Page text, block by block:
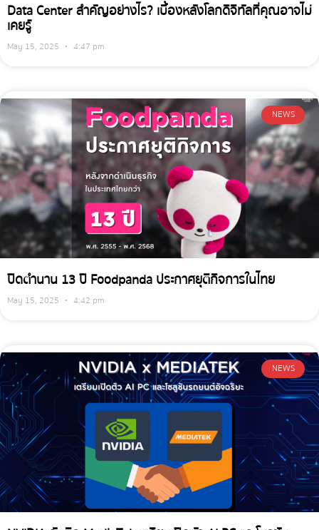
Data Center สำคัญอย่างไร? เบื้องหลังโลกดิจิทัลที่คุณอาจไม่
เคยรู้
May 15, 2025 4:47 pm
NEWS
ปิดตำนาน 13 ปี Foodpanda ประกาศยุติกิจการในไทย
May 15, 2025 4:42 pm
NEWS